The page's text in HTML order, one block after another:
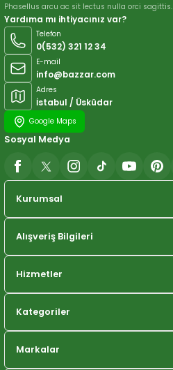
Phasellus arcu ac sit lectus nulla orci sagittis.
Yardıma mı ihtiyacınız var?
Telefon
0(532) 321 12 34
E-mail
info@bazzar.com
Adres
İstabul / Üsküdar
Google Maps
Kurumsal
Alışveriş Bilgileri
Hizmetler
Kategoriler
Markalar
Sosyal Medya